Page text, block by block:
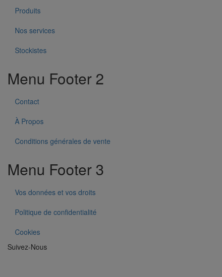
Produits
Nos services
Stockistes
Menu Footer 2
Contact
À Propos
Conditions générales de vente
Menu Footer 3
Vos données et vos droits
Politique de confidentialité
Cookies
Suivez-Nous